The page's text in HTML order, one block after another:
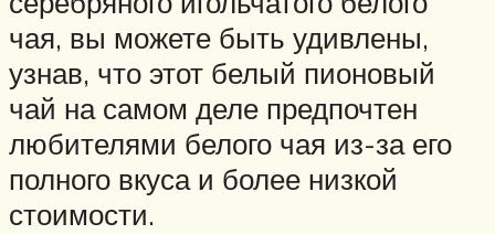
чая, вы можете быть удивлены,
узнав, что этот белый пионовый
чай на самом деле предпочтен
любителями белого чая из-за его
полного вкуса и более низкой
стоимости.